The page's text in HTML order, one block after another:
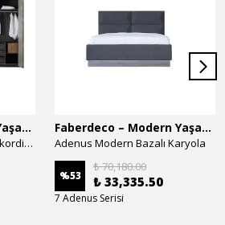
Faberdeco – Modern Yaşam Alanları İçin Özel Tasarım Mobilyalar
Adenus Modern 4 Kapılı Akordion Dolap
Faberdeco – Modern Yaşam Alanları İçin Özel Tasarım Mobilyalar
Adenus Modern Bazalı Karyola
%53
₺ 70,180.00
₺ 33,335.50
7 Adenus Serisi